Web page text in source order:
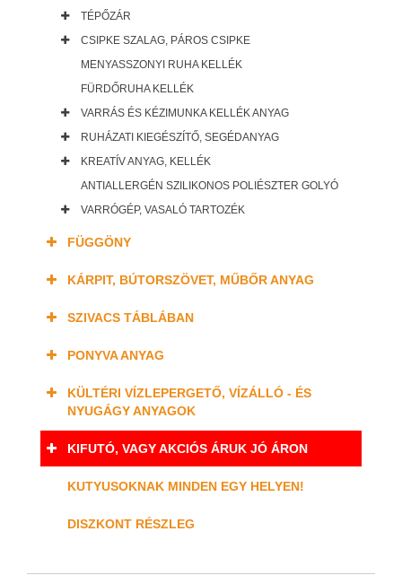
TÉPŐZÁR
CSIPKE SZALAG, PÁROS CSIPKE
MENYASSZONYI RUHA KELLÉK
FÜRDŐRUHA KELLÉK
VARRÁS ÉS KÉZIMUNKA KELLÉK ANYAG
RUHÁZATI KIEGÉSZÍTŐ, SEGÉDANYAG
KREATÍV ANYAG, KELLÉK
ANTIALLERGÉN SZILIKONOS POLIÉSZTER GOLYÓ
VARRÓGÉP, VASALÓ TARTOZÉK
FÜGGÖNY
KÁRPIT, BÚTORSZÖVET, MŰBŐR ANYAG
SZIVACS TÁBLÁBAN
PONYVA ANYAG
KÜLTÉRI VÍZLEPERGETŐ, VÍZÁLLÓ - ÉS
NYUGÁGY ANYAGOK
KIFUTÓ, VAGY AKCIÓS ÁRUK JÓ ÁRON
KUTYUSOKNAK MINDEN EGY HELYEN!
DISZKONT RÉSZLEG